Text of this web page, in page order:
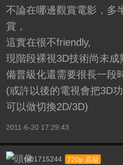
不論在哪邊觀賞電影，多
賞，
這實在很不friendly,
現階段裸視3D技術尚未
備普級化還需要很長一段
(或許以後的電視會把3D
可以做切換2D/3D)
2011-6-20 17:29:43
ts01715244 720p 高級